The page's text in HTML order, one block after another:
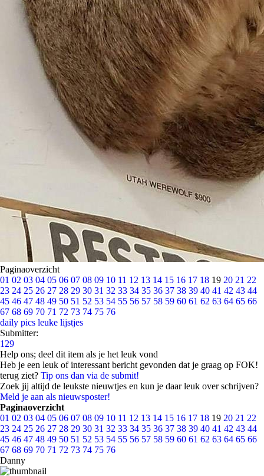
Paginaoverzicht
01 02 03 04 05 06 07 08 09 10 11 12 13 14 15 16 17 18 19 20 21 22
23 24 25 26 27 28 29 30 31 32 33 34 35 36 37 38 39 40 41 42 43 44
45 46 47 48 49 50 51 52 53 54 55 56 57 58 59 60 61 62 63 64 65 66
67 68 69 70 71 72 73 74 75 76
daily pics leuke lijstjes
Submitter:
129
Help ons; deel dit item als je het leuk vond
Heb je een leuk of interessant bericht gevonden dat je graag op FOK!
terug ziet? Tip ons dan via de submit!
Zoek jij altijd de leukste nieuwtjes en kun je daar leuk over schrijven?
Meld je aan als nieuwsposter!
Paginaoverzicht
01 02 03 04 05 06 07 08 09 10 11 12 13 14 15 16 17 18 19 20 21 22
23 24 25 26 27 28 29 30 31 32 33 34 35 36 37 38 39 40 41 42 43 44
45 46 47 48 49 50 51 52 53 54 55 56 57 58 59 60 61 62 63 64 65 66
67 68 69 70 71 72 73 74 75 76
Danny